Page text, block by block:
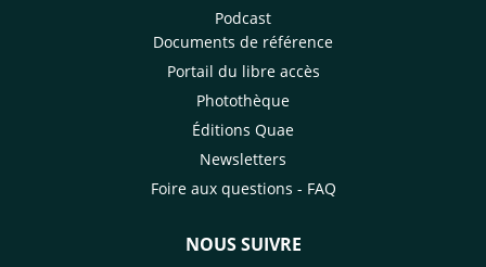
Podcast
Documents de référence
Portail du libre accès
Photothèque
Éditions Quae
Newsletters
Foire aux questions - FAQ
NOUS SUIVRE